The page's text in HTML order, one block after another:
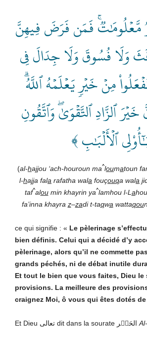
مَّعۡلُومَٰتٞۚ فَمَن فَرَضَ فِيهِنَّ
وَلَا فُسُوقَ وَلَا جِدَالَ فِي
مِنۡ خَيۡرٖ يَعۡلَمۡهُ ٱللَّهُۗ
خَيۡرَ ٱلزَّادِ ٱلتَّقۡوَىٰۖ وَٱتَّقُونِ
ٱلۡأَلۡبَٰبِ ﴾
(al-hajjou ‘ach-houroun ma^loumatoun
l-hajja fala rafatha wala fouçouqa wala j
taf^aloumin khayrin ya^lamhou l-L a
fa’inna khayra z–zadi t-taqwa wattaqou
ce qui signifie : « Le pèlerinage
bien définis. Celui qui a décidé d’y
pèlerinage, alors qu’il ne commette
grands péchés, ni de débat inutile
Et tout le bien que vous faites, Dieu le
provisions. La meilleure des
craignez Moi, ô vous qui êtes dotés
Al-